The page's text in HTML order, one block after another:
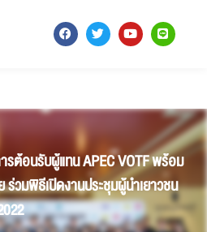
รต้อนรับผู้แทน APEC VOTF พร้อม
ร่วมพิธีเปิดงานประชุมผู้นำเยาวชน